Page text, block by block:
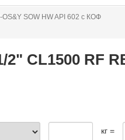
SOW HW API 602 с КОФ
CL1500 RF
кг =